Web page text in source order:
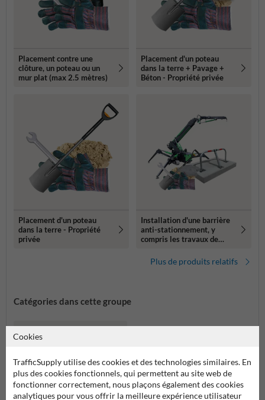
Placement contre une
clôture, un poteau ou un
mur plat (max 2.5 mètres)
Placement d'un poteau
dans la terre + Pavage +
Béton - Propriété privée
Placement d'un poteau
dans la terre - Propriété
privée
Installation d'une barrière
anti-stationnement, y
compris les travaux de
Plus de produits relatifs
Catégories dans cette groupe
Cookies
TrafficSupply utilise des cookies et des technologies similaires. En
plus des cookies fonctionnels, qui permettent au site web de
fonctionner correctement, nous plaçons également des cookies
analytiques pour vous offrir la meilleure expérience utilisateur